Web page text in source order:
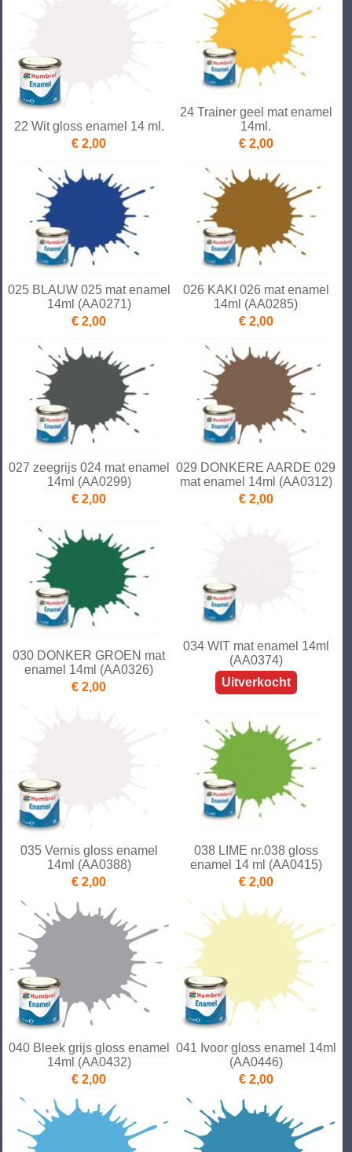
22 Wit gloss enamel 14 ml.
€ 2,00
24 Trainer geel mat enamel
14ml.
€ 2,00
025 BLAUW 025 mat enamel
14ml (AA0271)
€ 2,00
026 KAKI 026 mat enamel
14ml (AA0285)
€ 2,00
027 zeegrijs 024 mat enamel
14ml (AA0299)
€ 2,00
029 DONKERE AARDE 029
mat enamel 14ml (AA0312)
€ 2,00
030 DONKER GROEN mat
enamel 14ml (AA0326)
€ 2,00
034 WIT mat enamel 14ml
(AA0374)
Uitverkocht
035 Vernis gloss enamel
14ml (AA0388)
€ 2,00
038 LIME nr.038 gloss
enamel 14 ml (AA0415)
€ 2,00
040 Bleek grijs gloss enamel
14ml (AA0432)
€ 2,00
041 Ivoor gloss enamel 14ml
(AA0446)
€ 2,00